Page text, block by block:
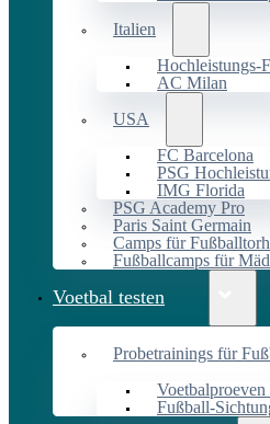
Italien
Hochleistungs-
AC Milan
USA
FC Barcelona
PSG
IMG Florida
PSG Academy Pro
Paris Saint Germain
Camps für
Fußballcamps für
Voetbal testen
Probetrainings für
Fußball-